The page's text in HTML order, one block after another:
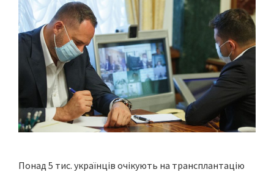
Понад 5 тис. українців очікують на трансплантацію